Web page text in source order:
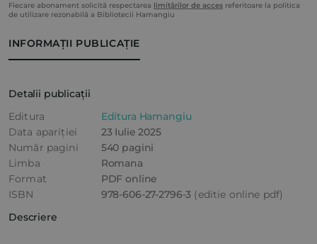
INFORMAȚII PUBLICAȚIE
Detalii publicații
Editura
Editura Hamangiu
Data apariției
23 Iulie 2025
Număr pagini
540 pagini
Limba
Romana
Format
PDF online
ISBN
978-606-27-2796-3 (editie online pdf)
Descriere
Fiecare abonament solicită respectarea limitărilor de acces referitoare la politica
de utilizare rezonabilă a Bibliotecii Hamangiu